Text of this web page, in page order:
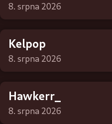
8. srpna 2026
Kelpop
8. srpna 2026
Hawkerr_
8. srpna 2026